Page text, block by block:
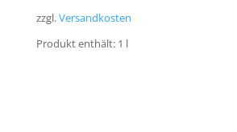
zzgl.Versandkosten
Produkt enthält: 1 l